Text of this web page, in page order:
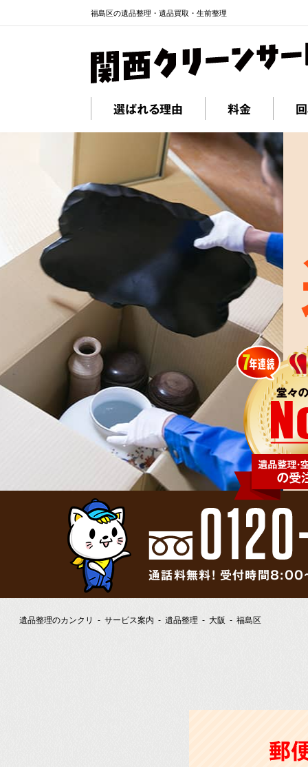
福島区の遺品整理・遺品買取・生前整理
選ばれる理由 料金
通話料無料! 受付時間8:00
遺品整理のカンクリ サービス案内 遺品整理 大阪 福島区
郵